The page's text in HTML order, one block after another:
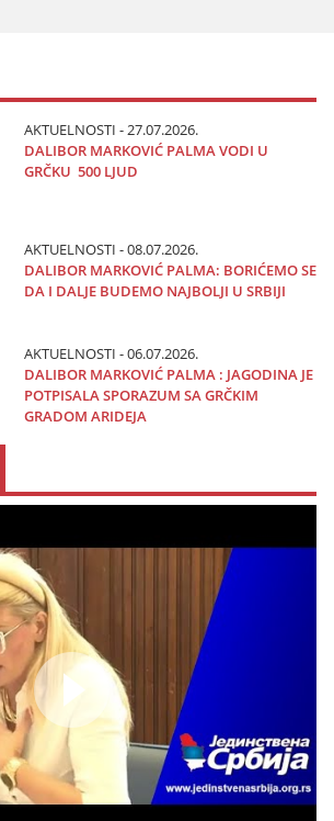
AKTUELNOSTI - 27.07.2026.
DALIBOR MARKOVIĆ PALMA VODI U
GRČKU 500 LJUD
AKTUELNOSTI - 08.07.2026.
DALIBOR MARKOVIĆ PALMA: BORIĆEMO SE
DA I DALJE BUDEMO NAJBOLJI U SRBIJI
AKTUELNOSTI - 06.07.2026.
DALIBOR MARKOVIĆ PALMA : JAGODINA JE
POTPISALA SPORAZUM SA GRČKIM
GRADOM ARIDEJA